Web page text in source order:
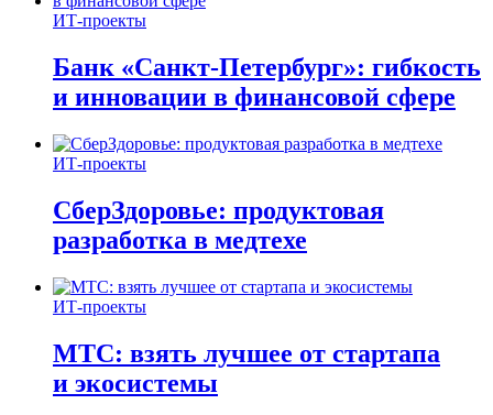
ИТ-проекты
Банк «Санкт-Петербург»: гибкость
и инновации в финансовой сфере
ИТ-проекты
СберЗдоровье: продуктовая
разработка в медтехе
ИТ-проекты
МТС: взять лучшее от стартапа
и экосистемы